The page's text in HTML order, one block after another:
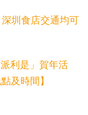
圳食店交通均可
利是」賀年活
及時間】